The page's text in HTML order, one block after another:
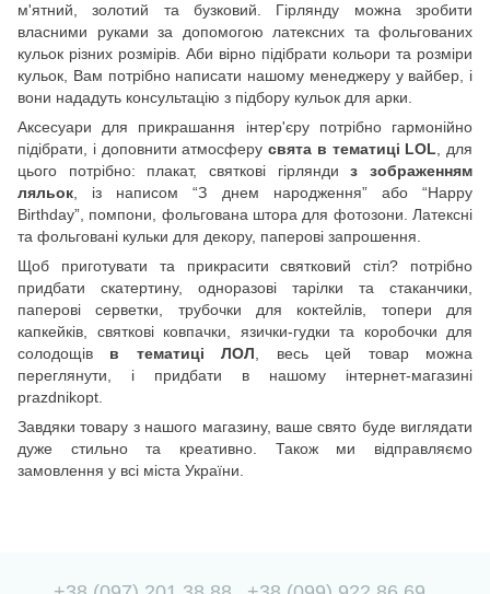
м'ятний, золотий та бузковий. Гірлянду можна зробити
власними руками за допомогою латексних та фольгованих
кульок різних розмірів. Аби вірно підібрати кольори та розміри
кульок, Вам потрібно написати нашому менеджеру у вайбер, і
вони нададуть консультацію з підбору кульок для арки.
Аксесуари для прикрашання інтер'єру потрібно гармонійно
підібрати, і доповнити атмосферу свята в тематиці LOL, для
цього потрібно: плакат, святкові гірляндиз зображенням
ляльок, із написом “З днем народження” або “Happy
Birthday”, помпони, фольгована штора для фотозони. Латексні
та фольговані кульки для декору, паперові запрошення.
Щоб приготувати та прикрасити святковий стіл? потрібно
придбати скатертину, одноразові тарілки та стаканчики,
паперові серветки, трубочки для коктейлів, топери для
капкейків, святкові ковпачки, язички-гудки та коробочки для
солодощів в тематиці ЛОЛ, весь цей товар можна
переглянути, і придбати в нашому інтернет-магазині
prazdnikopt.
Завдяки товару з нашого магазину, ваше свято буде виглядати
дуже стильно та креативно. Також ми відправляємо
замовлення у всі міста України.